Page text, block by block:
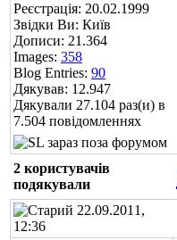
Реєстрація: 20.02.1999
Звідки Ви: Київ
Дописи: 21.364
Images: 358
Blog Entries: 90
Дякував: 12.947
Дякували 27.104 раз(и) в
7.504 повідомленнях
2 користувачів
подякували
22.09.2011,
12:36